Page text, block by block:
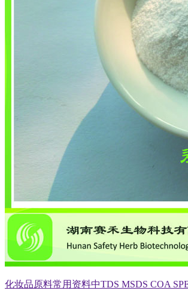
化妆品原料常用资料中TDS MSDS COA